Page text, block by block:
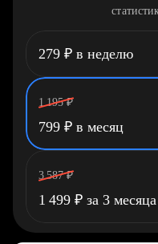
279 ₽ в неделю
1 195 ₽
799 ₽ в месяц
3 587 ₽
1 499 ₽ за 3 месяца